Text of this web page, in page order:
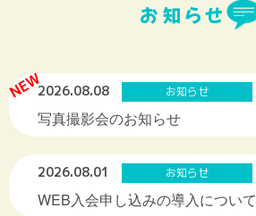
お知らせ
2026.08.08
NEW お知らせ
写真撮影会のお知らせ
2026.08.01 お知らせ
WEB入会申し込みの導入について